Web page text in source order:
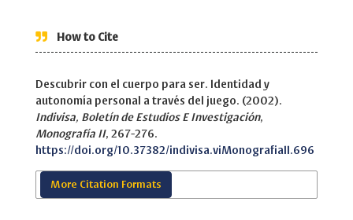
How to Cite
Descubrir con el cuerpo para ser. Identidad y
autonomía personal a través del juego. (2002).
Indivisa, Boletín de Estudios E Investigación,
Monografía II, 267-276.
https://doi.org/10.37382/indivisa.viMonografiaII.696
More Citation Formats